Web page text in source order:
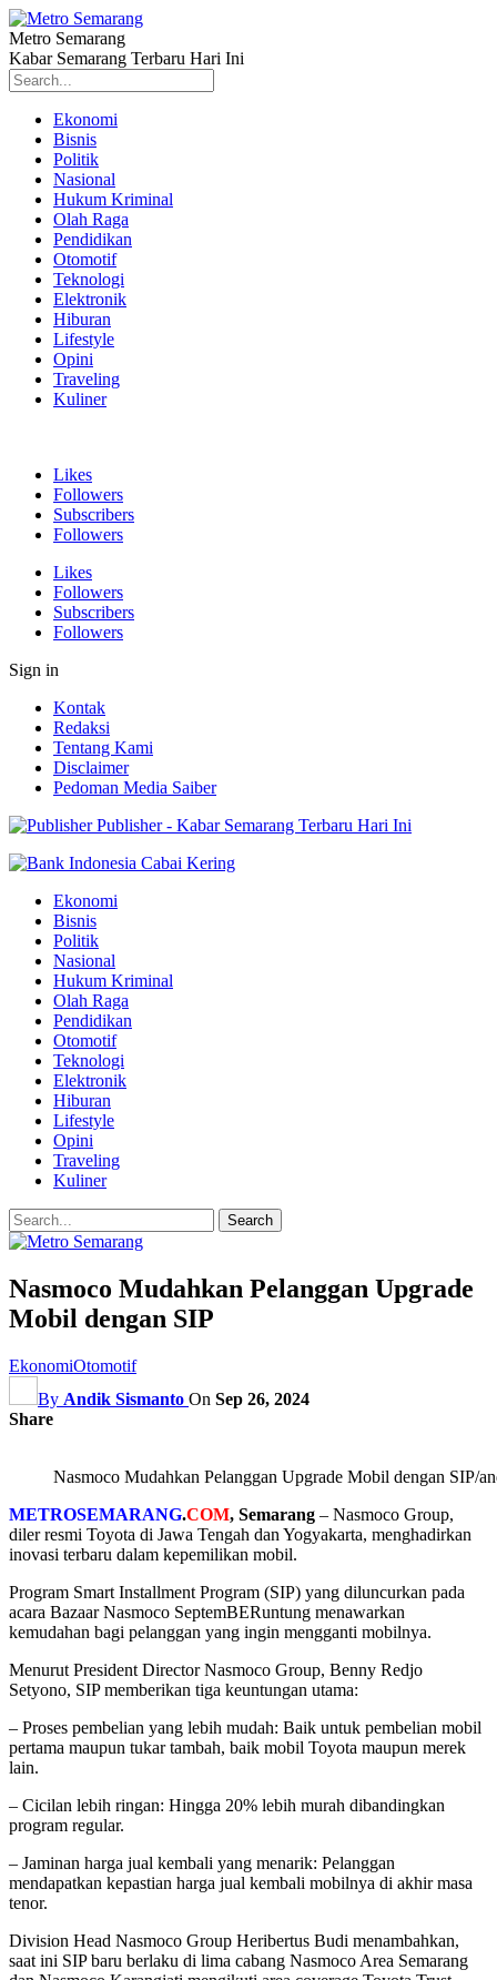
Metro Semarang
Kabar Semarang Terbaru Hari Ini
Ekonomi
Bisnis
Politik
Nasional
Hukum Kriminal
Olah Raga
Pendidikan
Otomotif
Teknologi
Elektronik
Hiburan
Lifestyle
Opini
Traveling
Kuliner
Likes
Followers
Subscribers
Followers
Likes
Followers
Subscribers
Followers
Sign in
Kontak
Redaksi
Tentang Kami
Disclaimer
Pedoman Media Saiber
Publisher - Kabar Semarang Terbaru Hari Ini
Ekonomi
Bisnis
Politik
Nasional
Hukum Kriminal
Olah Raga
Pendidikan
Otomotif
Teknologi
Elektronik
Hiburan
Lifestyle
Opini
Traveling
Kuliner
Nasmoco Mudahkan Pelanggan Upgrade
Mobil dengan SIP
EkonomiOtomotif
By Andik Sismanto On Sep 26, 2024
Share
Nasmoco Mudahkan Pelanggan Upgrade Mobil dengan SIP/
METROSEMARANG.COM, Semarang – Nasmoco Group,
diler resmi Toyota di Jawa Tengah dan Yogyakarta, menghadirkan
inovasi terbaru dalam kepemilikan mobil.
Program Smart Installment Program (SIP) yang diluncurkan pada
acara Bazaar Nasmoco SeptemBERuntung menawarkan
kemudahan bagi pelanggan yang ingin mengganti mobilnya.
Menurut President Director Nasmoco Group, Benny Redjo
Setyono, SIP memberikan tiga keuntungan utama:
– Proses pembelian yang lebih mudah: Baik untuk pembelian mobil
pertama maupun tukar tambah, baik mobil Toyota maupun merek
lain.
– Cicilan lebih ringan: Hingga 20% lebih murah dibandingkan
program regular.
– Jaminan harga jual kembali yang menarik: Pelanggan
mendapatkan kepastian harga jual kembali mobilnya di akhir masa
tenor.
Division Head Nasmoco Group Heribertus Budi menambahkan,
saat ini SIP baru berlaku di lima cabang Nasmoco Area Semarang